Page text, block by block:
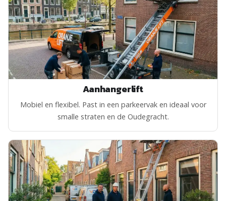
Aanhangerlift
Mobiel en flexibel. Past in een parkeervak en ideaal voor
smalle straten en de Oudegracht.